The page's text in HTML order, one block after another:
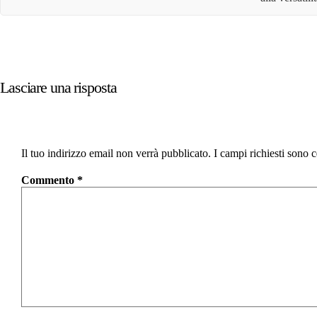
Lasciare una risposta
Il tuo indirizzo email non verrà pubblicato. I campi richiesti sono
Commento *